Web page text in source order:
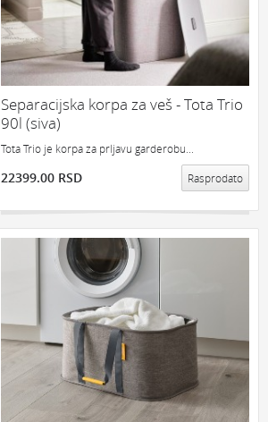
Separacijska korpa za veš - Tota Trio
90l (siva)
Tota Trio je korpa za prljavu garderobu...
22399.00 RSD Rasprodato